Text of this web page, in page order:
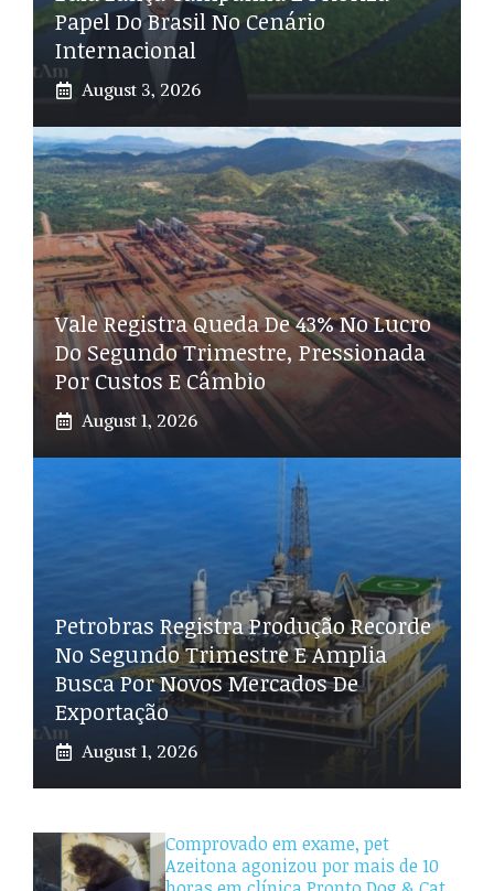
Papel Do Brasil No Cenário
Internacional
August 3, 2026
Vale Registra Queda De 43% No Lucro
Do Segundo Trimestre, Pressionada
Por Custos E Câmbio
August 1, 2026
Petrobras Registra Produção Recorde
No Segundo Trimestre E Amplia
Busca Por Novos Mercados De
Exportação
August 1, 2026
Comprovado em exame, pet
Azeitona agonizou por mais de 10